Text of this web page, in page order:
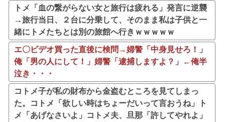
トメ「血の繋がらない女と旅行は疲れる」発言に逆襲
→旅行当日、２台に分乗して、そのまま私は子供と一
緒にトメたちとは別の旅館へ行きｗｗｗｗｗ
エ〇ビデオ買った直後に検問→婦警「中身見せろ！」
俺「男の人にして！」婦警「逮捕しますよ？」←俺半
泣き・・・
コトメ子が私の財布から金盗むところを見てしまっ
た。コトメ「欲しい時はちょーだいって言おうね」ト
メ「あげなさいよ」コトメ夫、旦那「許してやれよ」